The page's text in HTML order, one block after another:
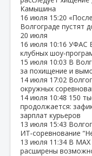
Камышина
16 июля 15:20
Волгограде пустят
20 июля
16 июля 10:16 УФАС
клубных
15 июля 10:03 В
за похищение и
14 июля 17:02
окружных
14 июля 10:48 150
продолжается:
зарплат курьеров
13 июля 15:43
ИТ‑соревнование
13 июля 11:34 В МАХ
расширены